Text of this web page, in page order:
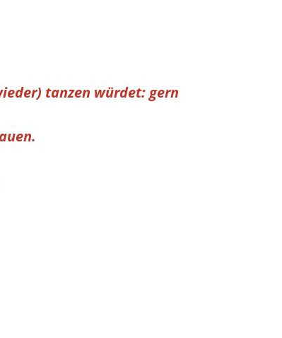
tanzen würdet: gern